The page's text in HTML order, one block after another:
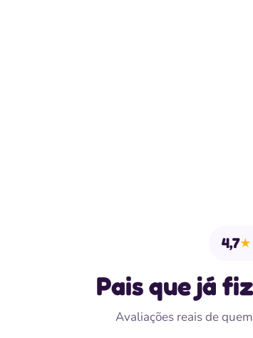
4,7
Pais que já
Avaliações reais de